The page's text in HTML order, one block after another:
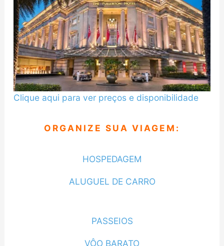
Clique aqui para ver preços e disponibilidade
ORGANIZE SUA VIAGEM:
HOSPEDAGEM
ALUGUEL DE CARRO
PASSEIOS
VÔO BARATO